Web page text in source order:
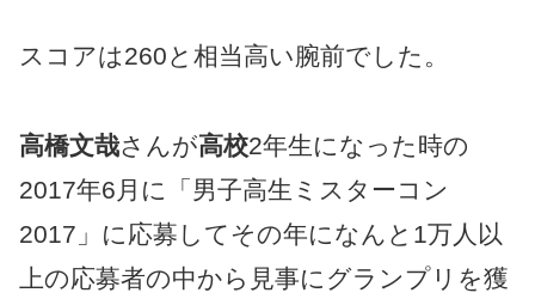
スコアは260と相当高い腕前でした。
高橋文哉さんが高校2年生になった時の
2017年6月に「男子高生ミスターコン
2017」に応募してその年になんと1万人以
上の応募者の中から見事にグランプリを獲